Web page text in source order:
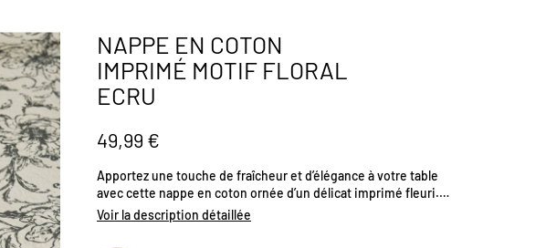
NAPPE EN COTON
IMPRIMÉ MOTIF FLORAL
ECRU
49,99 €
Apportez une touche de fraîcheur et d’élégance à votre table
avec cette nappe en coton ornée d’un délicat imprimé fleuri.
Confectionnée dans une toile lavée de 185 g/m², elle allie
douceur et résistance pour un usage quotidien ou pour
sublimer vos repas en toute occasion. Dimensions (cm) : 150 x
Voir la description détaillée